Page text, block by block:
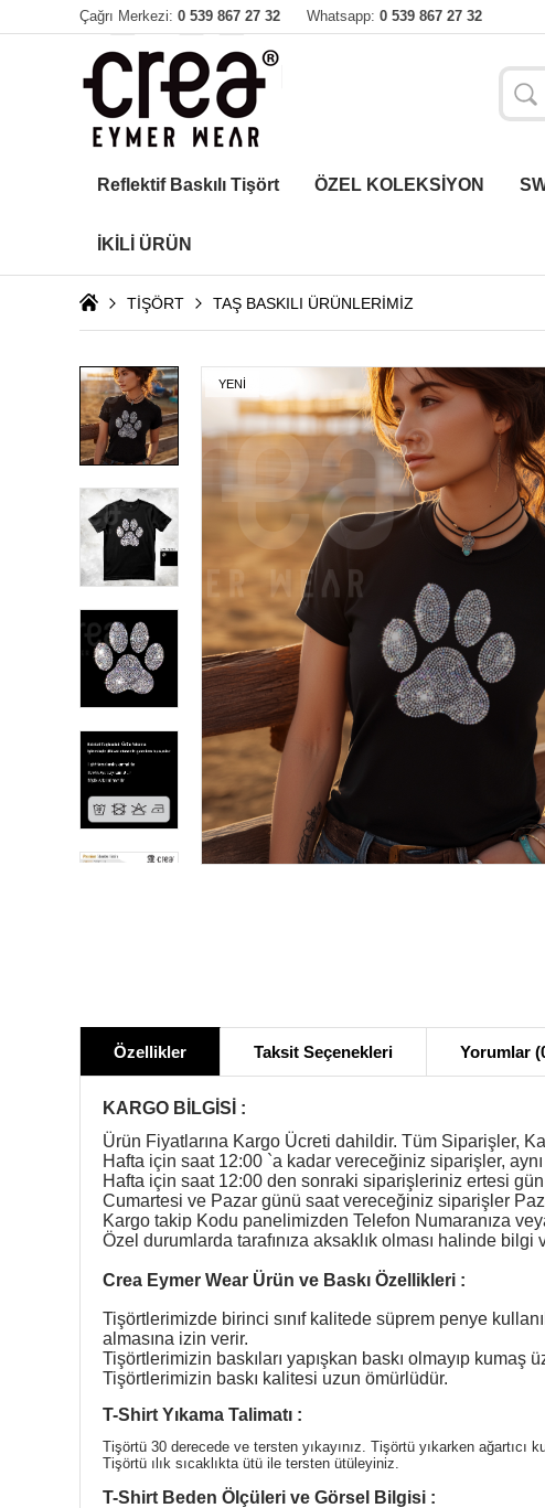
Çağrı Merkezi: 0 539 867 27 32 Whatsapp: 0 539 867 27 32
Reflektif Baskılı Tişört ÖZEL KOLEKSİYON
İKİLİ ÜRÜN
TİŞÖRT TAŞ BASKILI ÜRÜNLERİMİZ
YENİ
Özellikler Taksit Seçenekleri Yorumlar
KARGO BİLGİSİ :
Ürün Fiyatlarına Kargo Ücreti dahildir. Tüm Siparişler,
Hafta için saat 12:00 `a kadar vereceğiniz siparişler,
Hafta için saat 12:00 den sonraki siparişleriniz ertesi
Cumartesi ve Pazar günü saat vereceğiniz siparişler
Kargo takip Kodu panelimizden Telefon Numaranıza
Özel durumlarda tarafınıza aksaklık olması halinde bilgi
Crea Eymer Wear Ürün ve Baskı Özellikleri :
Tişörtlerimizde birinci sınıf kalitede süprem penye
almasına izin verir.
Tişörtlerimizin baskıları yapışkan baskı olmayıp
Tişörtlerimizin baskı kalitesi uzun ömürlüdür.
T-Shirt Yıkama Talimatı :
Tişörtü 30 derecede ve tersten yıkayınız. Tişörtü yıkarken ağartıcı
Tişörtü ılık sıcaklıkta ütü ile tersten ütüleyiniz.
T-Shirt Beden Ölçüleri ve Görsel Bilgisi :